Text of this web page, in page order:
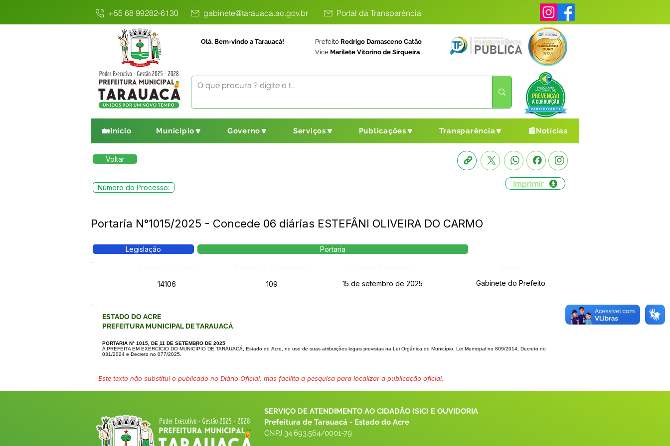
+55 68 99282-6130 gabinete@tarauaca.ac.gov.br Portal da Transparência
Olá, Bem-vindo a Tarauacá! Prefeito Rodrigo Damasceno Catão
Vice Marilete Vitorino de Sirqueira
🏡Início Município🔽 Governo🔽 Serviços🔽 Publicações🔽 Transparência🔽 📰Notícias
Voltar
Número do Processo: Imprimir
Portaria N°1015/2025 - Concede 06 diárias ESTEFÂNI OLIVEIRA DO CARMO
Legislação Portaria
14106
109 15 de setembro de 2025 Gabinete do Prefeito
ESTADO DO ACRE
PREFEITURA MUNICIPAL DE TARAUACÁ
PORTARIA N° 1015, DE 11 DE SETEMBRO DE 2025
A PREFEITA EM EXERCÍCIO DO MUNICÍPIO DE TARAUACÁ, Estado do Acre, no uso de suas atribuições legais previstas na Lei Orgânica do Município, Lei Municipal no 809/2014, Decreto no
031/2024 e Decreto no 077/2025.
Este texto não substitui o publicado no Diário Oficial, mas facilita a pesquisa para localizar a publicação oficial.
SERVIÇO DE ATENDIMENTO AO CIDADÃO (SIC) E OUVIDORIA
Prefeitura de Tarauacá - Estado do Acre
CNPJ 34.693.564/0001-79